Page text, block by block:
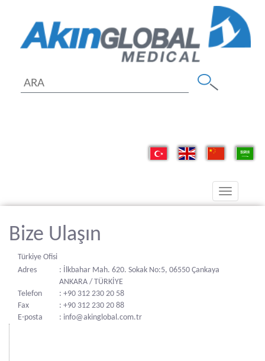
Toggle
navigation
Bize Ulaşın
Türkiye Ofisi
Adres
: İlkbahar Mah. 620. Sokak No:5, 06550 Çankaya
ANKARA / TÜRKİYE
Telefon
: +90 312 230 20 58
Fax
: +90 312 230 20 88
E-posta
: info@akinglobal.com.tr